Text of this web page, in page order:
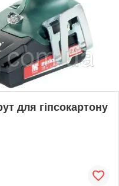
для гіпсокартону